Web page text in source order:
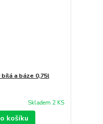
a báze 0,75l
Skladem 2 KS
košíku